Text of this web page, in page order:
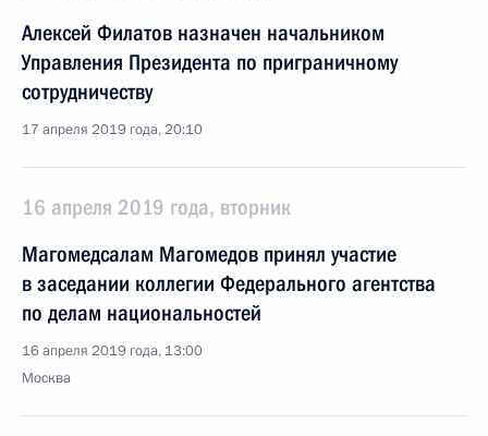
Алексей Филатов назначен начальником
Управления Президента по приграничному
сотрудничеству
17 апреля 2019 года, 20:10
16 апреля 2019 года, вторник
Магомедсалам Магомедов принял участие
в заседании коллегии Федерального агентства
по делам национальностей
16 апреля 2019 года, 13:00
Москва